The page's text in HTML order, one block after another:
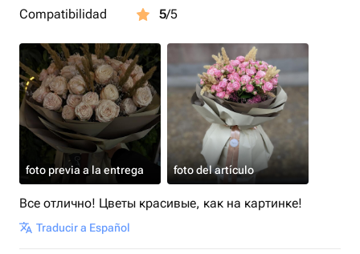
Compatibilidad
5/5
foto previa a la entrega foto del artículo
Все отлично! Цветы красивые, как на картинке!
Traducir a Español